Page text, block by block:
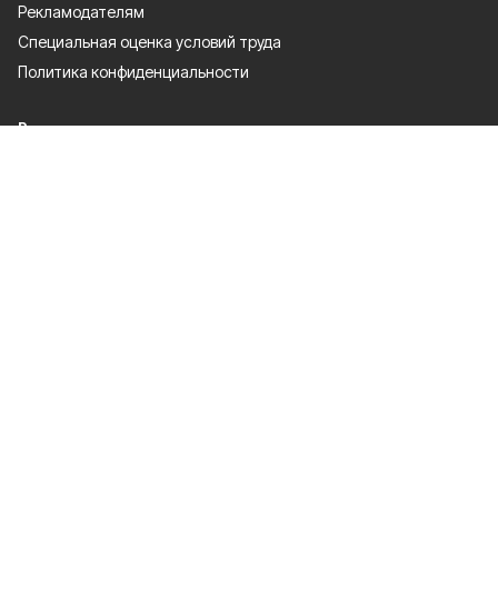
Рекламодателям
Специальная оценка условий труда
Политика конфиденциальности
Разделы